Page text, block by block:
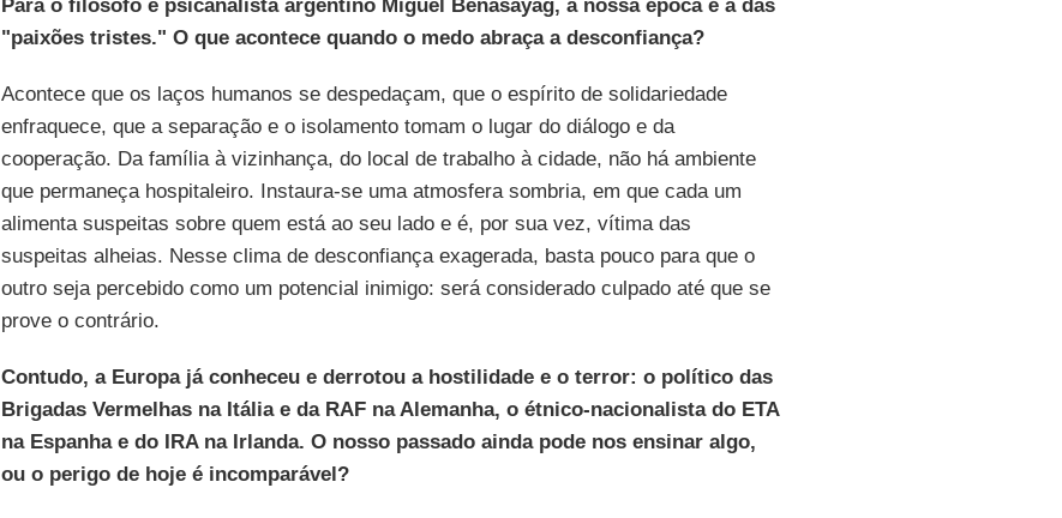
Para o filósofo e psicanalista argentino Miguel Benasayag, a nossa época é a das
"paixões tristes." O que acontece quando o medo abraça a desconfiança?
Acontece que os laços humanos se despedaçam, que o espírito de solidariedade
enfraquece, que a separação e o isolamento tomam o lugar do diálogo e da
cooperação. Da família à vizinhança, do local de trabalho à cidade, não há ambiente
que permaneça hospitaleiro. Instaura-se uma atmosfera sombria, em que cada um
alimenta suspeitas sobre quem está ao seu lado e é, por sua vez, vítima das
suspeitas alheias. Nesse clima de desconfiança exagerada, basta pouco para que o
outro seja percebido como um potencial inimigo: será considerado culpado até que se
prove o contrário.
Contudo, a Europa já conheceu e derrotou a hostilidade e o terror: o político das
Brigadas Vermelhas na Itália e da RAF na Alemanha, o étnico-nacionalista do ETA
na Espanha e do IRA na Irlanda. O nosso passado ainda pode nos ensinar algo,
ou o perigo de hoje é incomparável?